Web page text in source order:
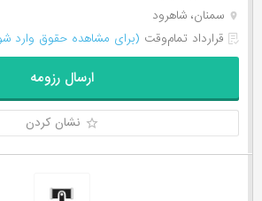
سمنان، شاهرود
قرارداد تمام‌وقت (برای مشاهده حقوق وارد
ارسال رزومه
نشان کردن